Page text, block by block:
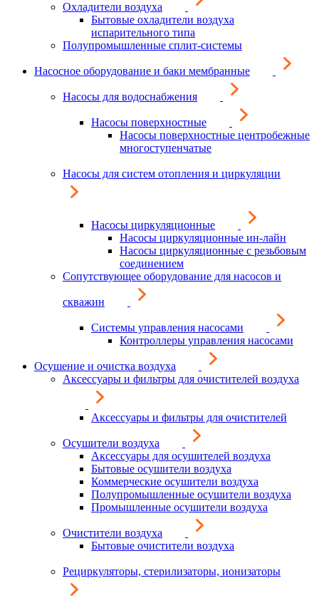
Охладители воздуха
Бытовые охладители воздуха
испарительного типа
Полупромышленные сплит-системы
Насосное оборудование и баки мембранные
Насосы для водоснабжения
Насосы поверхностные
Насосы поверхностные центробежные
многоступенчатые
Насосы для систем отопления и циркуляции
Насосы циркуляционные
Насосы циркуляционные ин-лайн
Насосы циркуляционные с резьбовым
соединением
Сопутствующее оборудование для насосов и
скважин
Системы управления насосами
Контроллеры управления насосами
Осушение и очистка воздуха
Аксессуары и фильтры для очистителей воздуха
Аксессуары и фильтры для очистителей
Осушители воздуха
Аксессуары для осушителей воздуха
Бытовые осушители воздуха
Коммерческие осушители воздуха
Полупромышленные осушители воздуха
Промышленные осушители воздуха
Очистители воздуха
Бытовые очистители воздуха
Рециркуляторы, стерилизаторы, ионизаторы